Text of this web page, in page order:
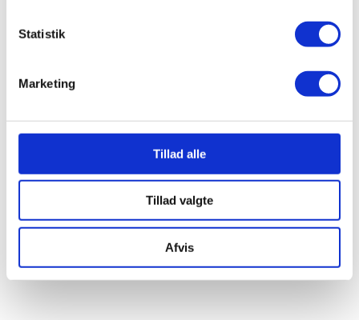
Statistik
Marketing
Tillad alle
Tillad valgte
Afvis